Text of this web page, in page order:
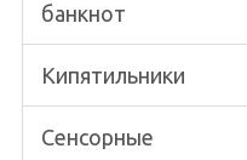
банкнот
Кипятильники
Сенсорные